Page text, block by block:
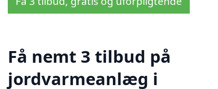
Få nemt 3 tilbud på
jordvarmeanlæg i